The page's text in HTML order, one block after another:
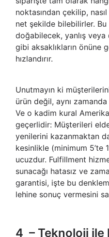
noktasından çekilip,
net şekilde bilebilirler. Bu
doğabilecek, yanlış
gibi aksaklıkların önüne
hızlandırır.
Unutmayın ki
ürün değil, aynı
Ve o kadim kural
geçerlidir: Müşterileri
yenilerini kazanmaktan
kesinlikle (minimum 5’te
ucuzdur. Fulfillment
sunacağı hatasız ve
garantisi, işte bu
lehine sonuç vermesini
4 – Teknoloji ile